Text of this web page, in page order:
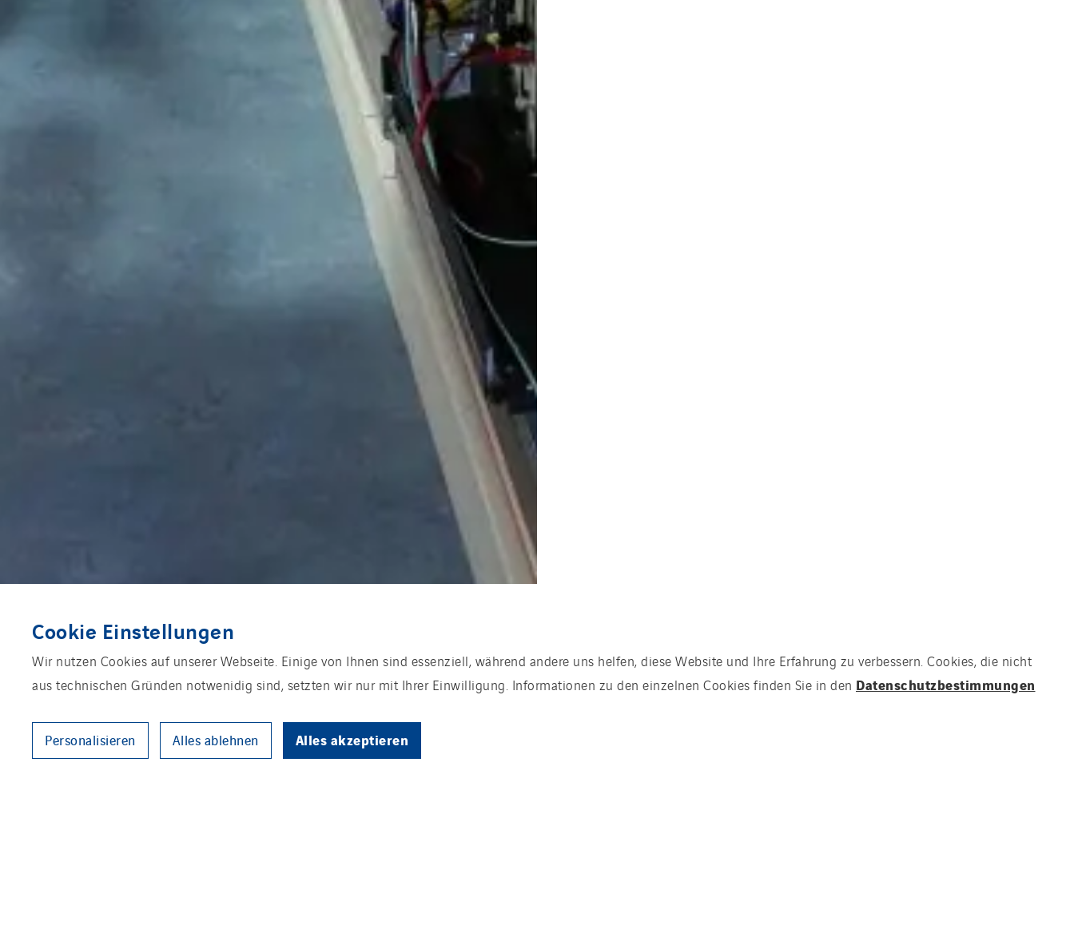
Cookie Einstellungen
Wir nutzen Cookies auf unserer Webseite. Einige von Ihnen sind essenziell, während andere uns helfen, diese Website und Ihre Erfahrung zu verbessern. Cookies, die nicht
aus technischen Gründen notwenidig sind, setzten wir nur mit Ihrer Einwilligung. Informationen zu den einzelnen Cookies finden Sie in den Datenschutzbestimmungen
Personalisieren Alles ablehnen Alles akzeptieren